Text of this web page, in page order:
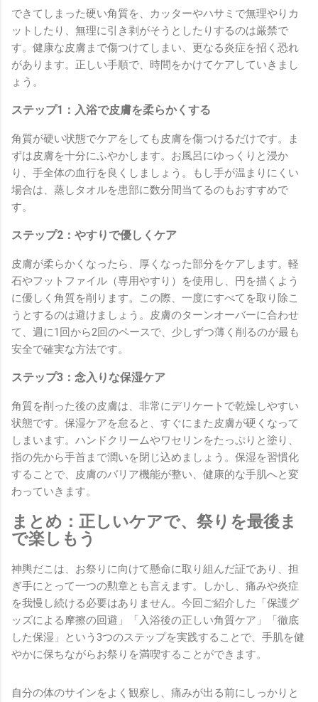
できてしまった硬い角質を、カッターやハサミで無理やりカ
ットしたり、無理に引き剥がそうとしたりするのは厳禁で
す。健康な皮膚まで傷つけてしまい、更なる炎症を招く恐れ
があります。正しい手順で、時間をかけてケアしていきまし
ょう。
ステップ1：入浴で皮膚を柔らかくする
角質が硬い状態でケアをしても皮膚を傷つけるだけです。ま
ずは皮膚を十分にふやかします。お風呂にゆっくりと浸か
り、手全体の血行を良くしましょう。もし手が温まりにくい
場合は、蒸しタオルを患部に数分間当てるのもおすすめで
す。
ステップ2：やすりで優しくケア
皮膚が柔らかくなったら、厚くなった部分をケアします。軽
石やフットファイル（専用やすり）を使用し、円を描くよう
に優しく角質を削ります。この際、一度にすべてを取り除こ
うとするのは避けましょう。皮膚のターンオーバーに合わせ
て、週に1回から2回のペースで、少しずつ薄く削るのが最も
安全で確実な方法です。
ステップ3：念入りな保湿ケア
角質を削った後の皮膚は、非常にデリケートで乾燥しやすい
状態です。保湿ケアを怠ると、すぐにまた皮膚が硬くなって
しまいます。ハンドクリームやワセリンをたっぷりと塗り、
指の先から手首まで潤いを閉じ込めましょう。保湿を習慣化
することで、皮膚のバリア機能が整い、健康的な手肌へと変
わっていきます。
まとめ：正しいケアで、祭りを最後ま
で楽しもう
神輿だこは、お祭りに向けて懸命に取り組んだ証であり、担
ぎ手にとって一つの勲章とも言えます。しかし、痛みや炎症
を我慢し続ける必要はありません。今回ご紹介した「保護グ
ッズによる摩擦の回避」「入浴後の正しい角質ケア」「徹底
した保湿」という3つのステップを実践することで、手肌を健
やかに保ちながらお祭りを満喫することができます。
自分の体のサインをよく観察し、痛みが出る前にしっかりと